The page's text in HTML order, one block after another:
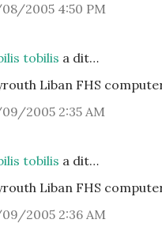
2005 4:50 PM
tobilis a dit…
Liban FHS
2005 2:35 AM
tobilis a dit…
Liban FHS
2005 2:36 AM